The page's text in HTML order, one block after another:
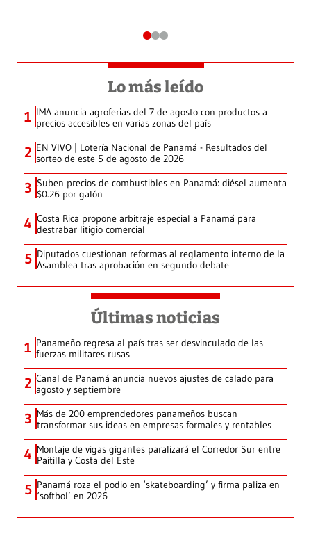
Lo más leído
1 IMA anuncia agroferias del 7 de agosto con productos a
precios accesibles en varias zonas del país
2 EN VIVO | Lotería Nacional de Panamá - Resultados del
sorteo de este 5 de agosto de 2026
3 Suben precios de combustibles en Panamá: diésel aumenta
$0.26 por galón
4 Costa Rica propone arbitraje especial a Panamá para
destrabar litigio comercial
5 Diputados cuestionan reformas al reglamento interno de la
Asamblea tras aprobación en segundo debate
Últimas noticias
1 Panameño regresa al país tras ser desvinculado de las
fuerzas militares rusas
2 Canal de Panamá anuncia nuevos ajustes de calado para
agosto y septiembre
3 Más de 200 emprendedores panameños buscan
transformar sus ideas en empresas formales y rentables
4 Montaje de vigas gigantes paralizará el Corredor Sur entre
Paitilla y Costa del Este
5 Panamá roza el podio en ‘skateboarding’ y firma paliza en
‘softbol’ en 2026